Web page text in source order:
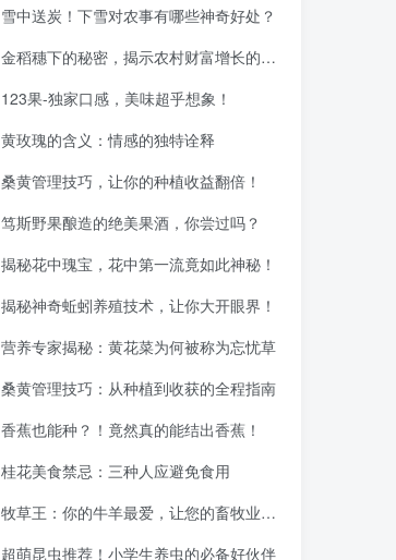
雪中送炭！下雪对农事有哪些神奇好处？
金稻穗下的秘密，揭示农村财富增长的奥秘！
123果-独家口感，美味超乎想象！
黄玫瑰的含义：情感的独特诠释
桑黄管理技巧，让你的种植收益翻倍！
笃斯野果酿造的绝美果酒，你尝过吗？
揭秘花中瑰宝，花中第一流竟如此神秘！
揭秘神奇蚯蚓养殖技术，让你大开眼界！
营养专家揭秘：黄花菜为何被称为忘忧草
桑黄管理技巧：从种植到收获的全程指南
香蕉也能种？！竟然真的能结出香蕉！
桂花美食禁忌：三种人应避免食用
牧草王：你的牛羊最爱，让您的畜牧业更上一层楼！
超萌昆虫推荐！小学生养虫的必备好伙伴
雪中送炭！下雪对农事有哪些神奇好处？
金稻穗下的秘密，揭示农村财富增长的奥秘！
123果-独家口感，美味超乎想象！
黄玫瑰的含义：情感的独特诠释
桑黄管理技巧，让你的种植收益翻倍！
笃斯野果酿造的绝美果酒，你尝过吗？
揭秘花中瑰宝，花中第一流竟如此神秘！
揭秘神奇蚯蚓养殖技术，让你大开眼界！
营养专家揭秘：黄花菜为何被称为忘忧草
桑黄管理技巧：从种植到收获的全程指南
香蕉也能种？！竟然真的能结出香蕉！
桂花美食禁忌：三种人应避免食用
牧草王：你的牛羊最爱，让您的畜牧业更上一层楼！
超萌昆虫推荐！小学生养虫的必备好伙伴